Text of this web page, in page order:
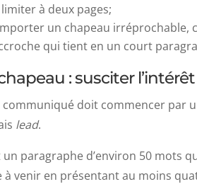
limiter à deux pages;
un chapeau irréprochable,
qui tient en un court
: susciter
communiqué doit commencer par
lead.
un paragraphe d’environ 50 mots
à venir en présentant au moins